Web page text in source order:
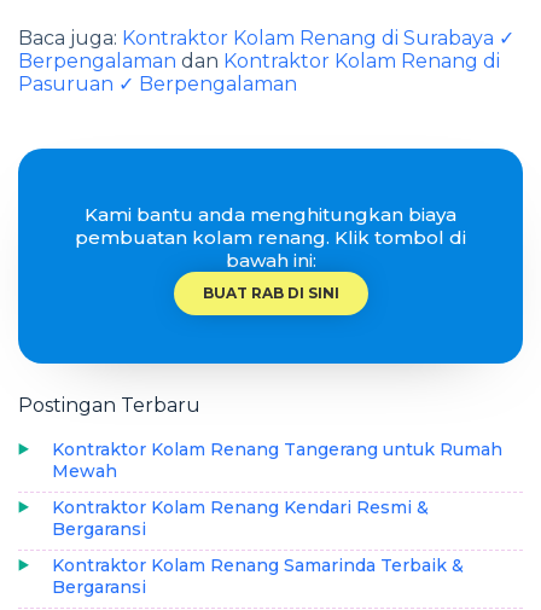
Baca juga: Kontraktor Kolam Renang di Surabaya ✓
Berpengalaman dan Kontraktor Kolam Renang di
Pasuruan ✓ Berpengalaman
Kami bantu anda menghitungkan biaya
pembuatan kolam renang. Klik tombol di
bawah ini:
BUAT RAB DI SINI
Postingan Terbaru
Kontraktor Kolam Renang Tangerang untuk Rumah
Mewah
Kontraktor Kolam Renang Kendari Resmi &
Bergaransi
Kontraktor Kolam Renang Samarinda Terbaik &
Bergaransi